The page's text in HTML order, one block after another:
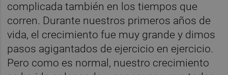
complicada también en los tiempos que
corren. Durante nuestros primeros años de
vida, el crecimiento fue muy grande y dimos
pasos agigantados de ejercicio en ejercicio.
Pero como es normal, nuestro crecimiento